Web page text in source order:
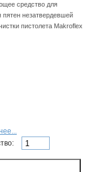
средство для
пятен незатвердевшей
пистолета Makroflex